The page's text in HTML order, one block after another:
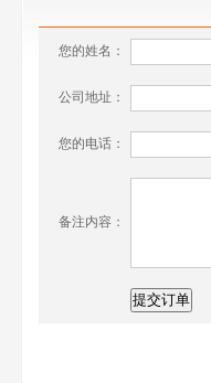
您的姓名：
公司地址：
您的电话：
备注内容：